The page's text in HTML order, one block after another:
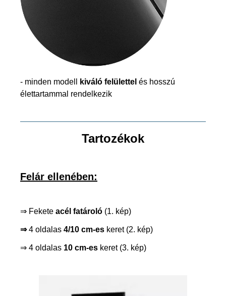
- minden modell kiváló felülettel és hosszú
élettartammal rendelkezik
Tartozékok
Felár ellenében:
⇒ Fekete acél fatároló (1. kép)
⇒4 oldalas 4/10 cm-es keret (2. kép)
⇒ 4 oldalas 10 cm-es keret (3. kép)